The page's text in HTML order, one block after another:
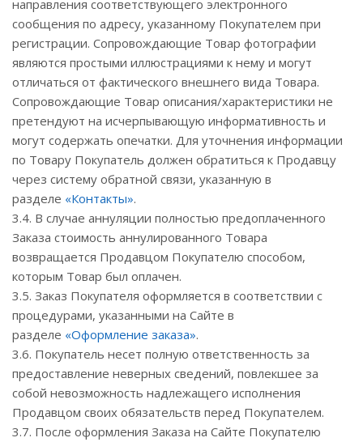
направления соответствующего электронного
сообщения по адресу, указанному Покупателем при
регистрации. Сопровождающие Товар фотографии
являются простыми иллюстрациями к нему и могут
отличаться от фактического внешнего вида Товара.
Сопровождающие Товар описания/характеристики не
претендуют на исчерпывающую информативность и
могут содержать опечатки. Для уточнения информации
по Товару Покупатель должен обратиться к Продавцу
через систему обратной связи, указанную в
разделе «Контакты».
3.4. В случае аннуляции полностью предоплаченного
Заказа стоимость аннулированного Товара
возвращается Продавцом Покупателю способом,
которым Товар был оплачен.
3.5. Заказ Покупателя оформляется в соответствии с
процедурами, указанными на Сайте в
разделе «Оформление заказа».
3.6. Покупатель несет полную ответственность за
предоставление неверных сведений, повлекшее за
собой невозможность надлежащего исполнения
Продавцом своих обязательств перед Покупателем.
3.7. После оформления Заказа на Сайте Покупателю